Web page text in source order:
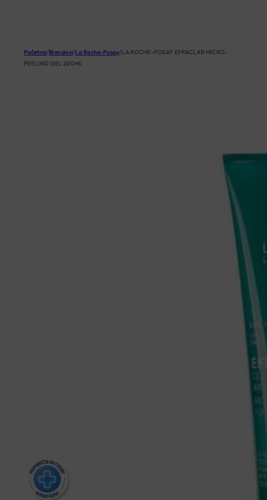
Početna/Brendovi/La Roche-Posay/LA ROCHE-POSAY EFFACLAR MICRO-
PEELING GEL 200ML